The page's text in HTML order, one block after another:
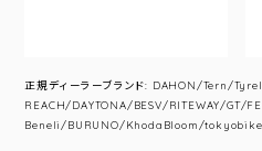
正規ディーラーブランド: DAHON/Tern/
REACH/DAYTONA/BESV/RITEWAY/GT/
Beneli/BURUNO/KhodaBloom/